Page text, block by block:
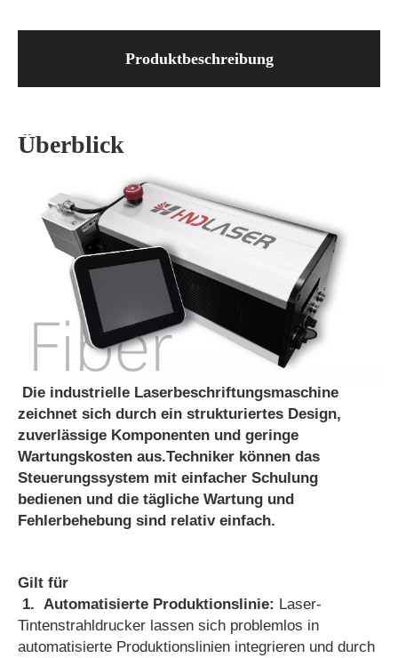
Produktbeschreibung
Überblick
Die industrielle Laserbeschriftungsmaschine
zeichnet sich durch ein strukturiertes Design,
zuverlässige Komponenten und geringe
Wartungskosten aus.Techniker können das
Steuerungssystem mit einfacher Schulung
bedienen und die tägliche Wartung und
Fehlerbehebung sind relativ einfach.
Gilt für
1. Automatisierte Produktionslinie: Laser-
Tintenstrahldrucker lassen sich problemlos in
automatisierte Produktionslinien integrieren und durch